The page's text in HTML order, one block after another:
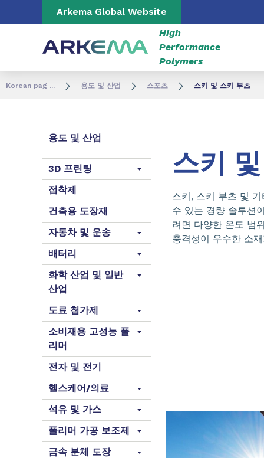
Go to content Go to navigation
Arkema Global Website
High
Performance
Polymers
Korean pag ... 용도 및 산업 스포츠 스키 및 스키 부츠
용도 및 산업
3D 프린팅
접착제
건축용 도장재
자동차 및 운송
배터리
화학 산업 및 일반
산업
도료 첨가제
소비재용 고성능 폴
리머
전자 및 전기
헬스케어/의료
석유 및 가스
폴리머 가공 보조제
금속 분체 도장
스키
스키, 스키 부츠 및
수 있는 경량 솔루션
려면 다양한 온도 범
충격성이 우수한 소